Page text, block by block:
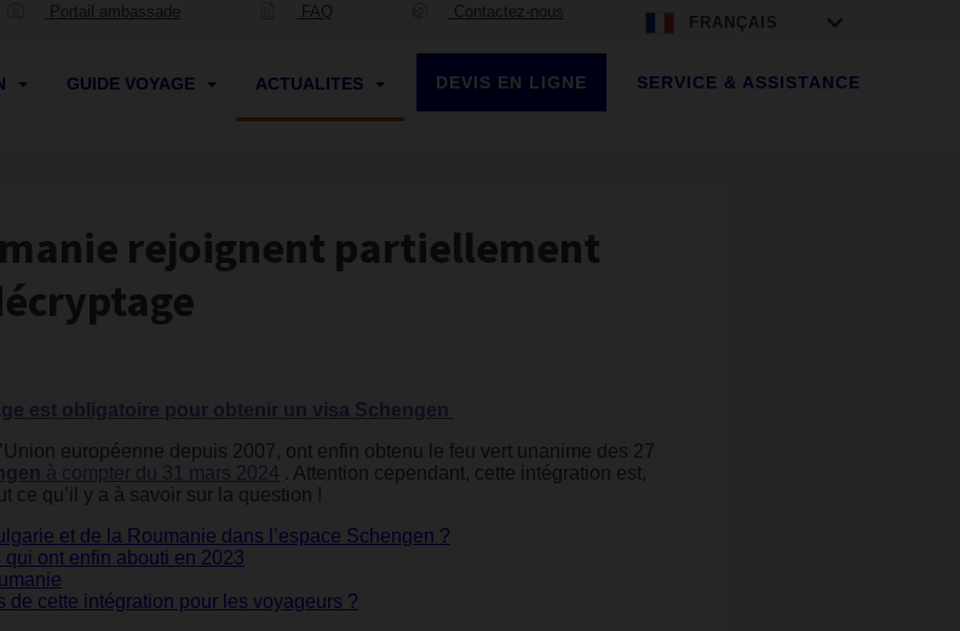
Portail ambassade FAQ Contactez-nous
FRANÇAIS
GUIDE VOYAGE ACTUALITES DEVIS EN LIGNE SERVICE & ASSISTANCE
rejoignent partiellement
est obligatoire pour obtenir un visa Schengen
européenne depuis 2007, ont enfin obtenu le feu vert unanime des 27
à compter du 31 mars 2024 . Attention cependant, cette intégration est,
ce qu’il y a à savoir sur la question !
et de la Roumanie dans l’espace Schengen ?
qui ont enfin abouti en 2023
cette intégration pour les voyageurs ?